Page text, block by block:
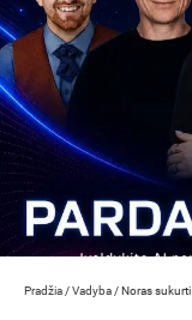
Pradžia /Vadyba /Noras